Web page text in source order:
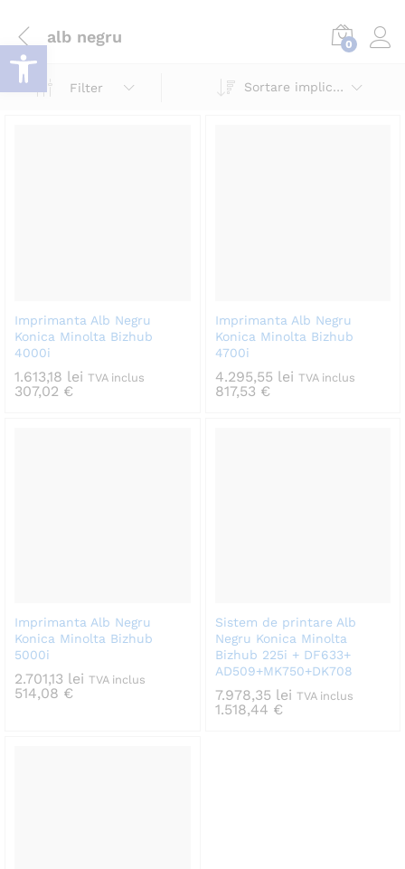
alb negru 0
Filter Sortare implicită
Imprimanta Alb Negru
Konica Minolta Bizhub
4000i
1.613,18 lei TVA inclus
307,02 €
Imprimanta Alb Negru
Konica Minolta Bizhub
4700i
4.295,55 lei TVA inclus
817,53 €
Imprimanta Alb Negru
Konica Minolta Bizhub
5000i
2.701,13 lei TVA inclus
514,08 €
Sistem de printare Alb
Negru Konica Minolta
Bizhub 225i + DF633+
AD509+MK750+DK708
7.978,35 lei TVA inclus
1.518,44 €
Deschide bara de unelte